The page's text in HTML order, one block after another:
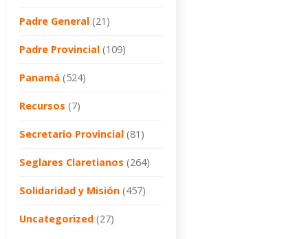
Padre General (21)
Padre Provincial (109)
Panamá (524)
Recursos (7)
Secretario Provincial (81)
Seglares Claretianos (264)
Solidaridad y Misión (457)
Uncategorized (27)